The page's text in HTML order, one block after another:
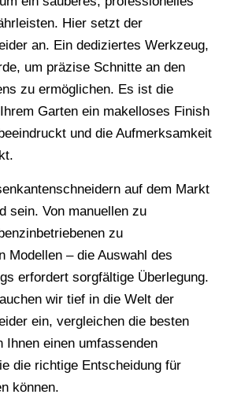
Hier setzt der
an. Ein dediziertes Werkzeug,
um präzise Schnitte an den
zu ermöglichen. Es ist die
Garten ein makelloses Finish
und die Aufmerksamkeit
auf dem Markt
sein. Von manuellen zu
zu
Modellen – die Auswahl des
erfordert sorgfältige Überlegung.
wir tief in die Welt der
ein, vergleichen die besten
Ihnen einen umfassenden
die richtige Entscheidung für
können.